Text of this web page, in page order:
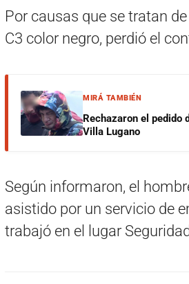
Por causas que se tratan
C3 color negro, perdió el
MIRÁ TAMBIÉN
Rechazaron el pedido
Villa Lugano
Según informaron, el
asistido por un servicio de
trabajó en el lugar